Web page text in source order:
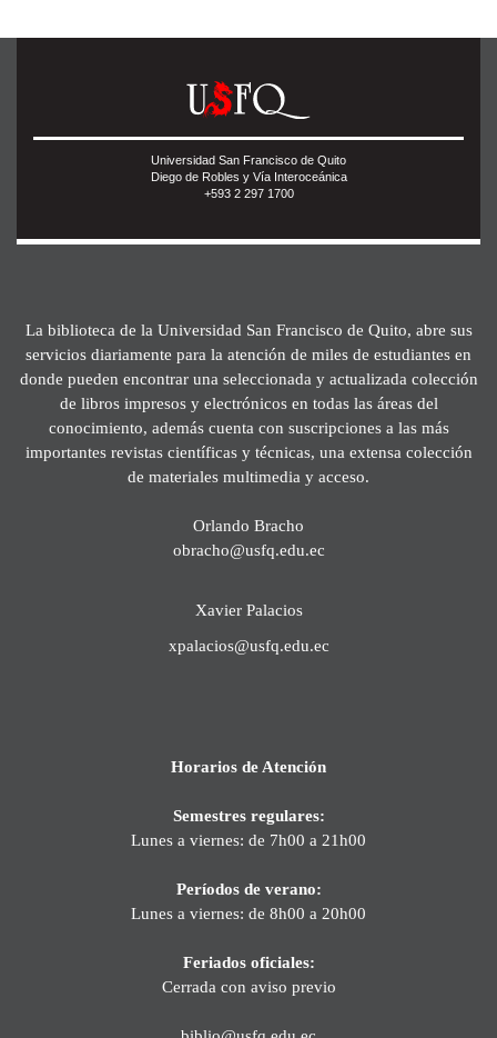
Universidad San Francisco de Quito
Diego de Robles y Vía Interoceánica
+593 2 297 1700
La biblioteca de la Universidad San Francisco de Quito, abre sus
servicios diariamente para la atención de miles de estudiantes en
donde pueden encontrar una seleccionada y actualizada colección
de libros impresos y electrónicos en todas las áreas del
conocimiento, además cuenta con suscripciones a las más
importantes revistas científicas y técnicas, una extensa colección
de materiales multimedia y acceso.
Orlando Bracho
obracho@usfq.edu.ec
Xavier Palacios
xpalacios@usfq.edu.ec
Horarios de Atención
Semestres regulares:
Lunes a viernes: de 7h00 a 21h00
Períodos de verano:
Lunes a viernes: de 8h00 a 20h00
Feriados oficiales:
Cerrada con aviso previo